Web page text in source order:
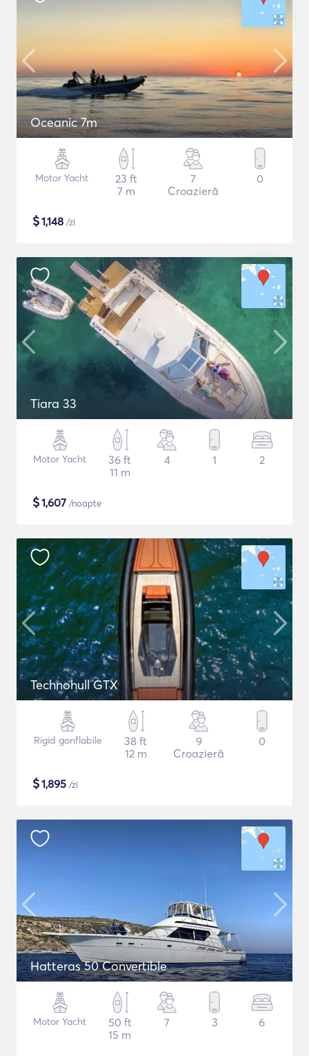
Oceanic 7m
Motor Yacht
23 ft
7 m
7
Croazieră
0
$1,148 /zi
Tiara 33
Motor Yacht
36 ft
11 m
4 1 2
$1,607 /noapte
Technohull GTX
Rigid gonflabile
38 ft
12 m
9
Croazieră
0
$1,895 /zi
Hatteras 50 Convertible
Motor Yacht
50 ft
15 m
7 3 6